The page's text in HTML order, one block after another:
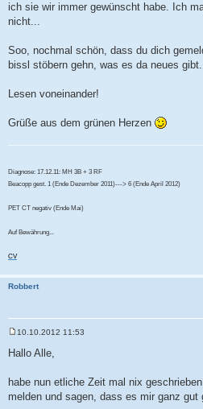
ich sie wir immer gewünscht habe. Ich
nicht...
Soo, nochmal schön, dass du dich
bissl stöbern gehn, was es da neues
Lesen voneinander!
Grüße aus dem grünen Herzen
Diagnose: 17.12.11: MH 3B + 3 RF
Beacopp gest. 1 (Ende Dezember 2011)---> 6 (Ende April 2012)
PET CT negativ (Ende Mai)
Auf Bewährung...
CV
Robbert
e
i
a
g
10.10.2012 11:53
Hallo Alle,
habe nun etliche Zeit mal nix
melden und sagen, dass es mir ganz